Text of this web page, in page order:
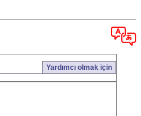
Yardımcı olmak için